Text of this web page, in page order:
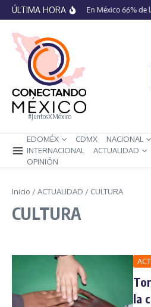
Saltar al contenido
ÚLTIMA HORA En México 66% de
#JuntosXMéxico
EDOMÉX CDMX
NACIONAL
INTERNACIONAL
ACTUALIDAD
OPINIÓN
Inicio /ACTUALIDAD / CULTURA
CULTURA
la